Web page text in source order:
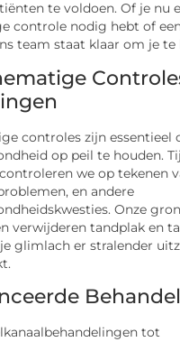
te voldoen. Of je nu
controle nodig hebt of
team staat klaar om je te
controles zijn essentieel
op peil te houden.
we op tekenen
en andere
Onze
verwijderen tandplak en
glimlach er stralender
tot